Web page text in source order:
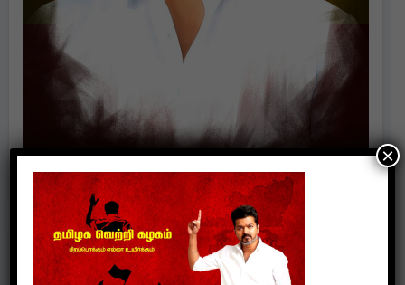
Politics
×